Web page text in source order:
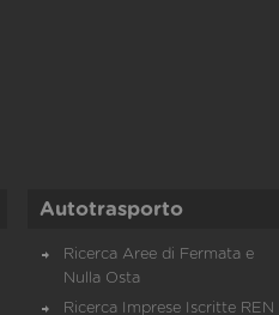
Autotrasporto
Ricerca Aree di Fermata e
Nulla Osta
Ricerca Imprese Iscritte REN